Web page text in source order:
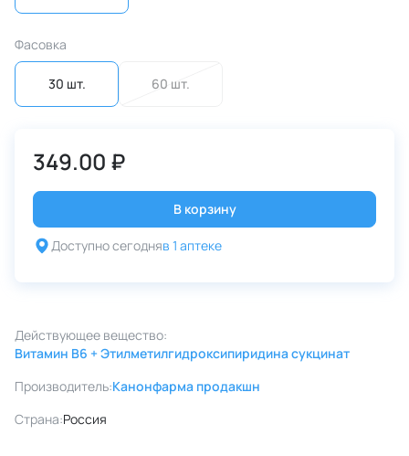
Фасовка
30 шт. 60 шт.
349.00 ₽
В корзину
Доступно сегодняв 1 аптеке
Действующее вещество:
Витамин B6 + Этилметилгидроксипиридина сукцинат
Производитель:Канонфарма продакшн
Страна:Россия